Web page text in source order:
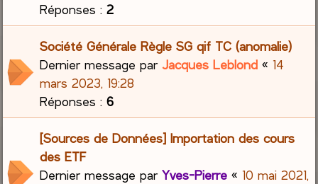
Réponses :2
Société Générale Règle SG qif TC (anomalie)
Dernier message parJacques Leblond « 14
mars 2023, 19:28
Réponses :6
[Sources de Données] Importation des cours
des ETF
Dernier message parYves-Pierre « 10 mai 2021,